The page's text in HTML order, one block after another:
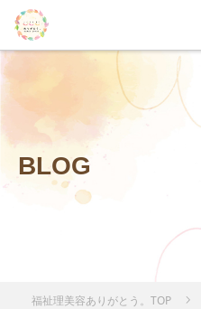
BLOG
福祉理美容ありがとう。TOP